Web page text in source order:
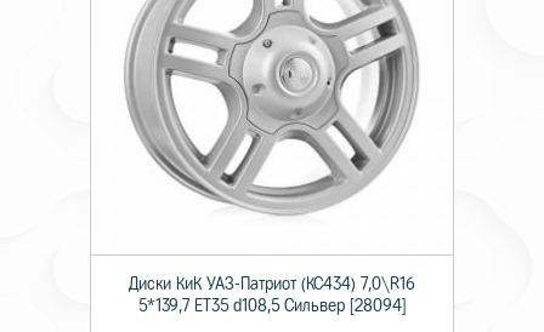
Диски КиК УАЗ-Патриот (КС434) 7,0\R16
5*139,7 ET35 d108,5 Сильвер [28094]